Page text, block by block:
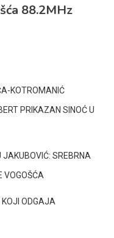
88.2MHz
KOTROMANIĆ
PRIKAZAN SINOĆ U
SREBRNA
VOGOŠĆA
ODGAJA